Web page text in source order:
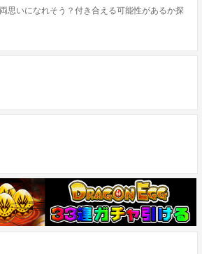
思いになれそう？付き合える可能性があるか探